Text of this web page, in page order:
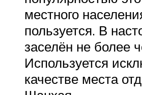
местного
пользуется. В
заселён не более
Используется
качестве места